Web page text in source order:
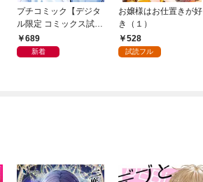
プチコミック【デジタ
ル限定 コミックス試し
読み特典付き】 2026
年9月号（2026年8月7
689
新着
お嬢様はお仕置きが好
き（１）
528
試読フル